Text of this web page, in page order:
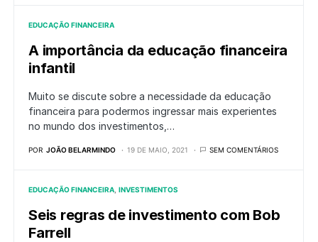
EDUCAÇÃO FINANCEIRA
A importância da educação financeira
infantil
Muito se discute sobre a necessidade da educação
financeira para podermos ingressar mais experientes
no mundo dos investimentos,…
POR JOÃO BELARMINDO 19 DE MAIO, 2021 SEM COMENTÁRIOS
EDUCAÇÃO FINANCEIRA INVESTIMENTOS
Seis regras de investimento com Bob
Farrell